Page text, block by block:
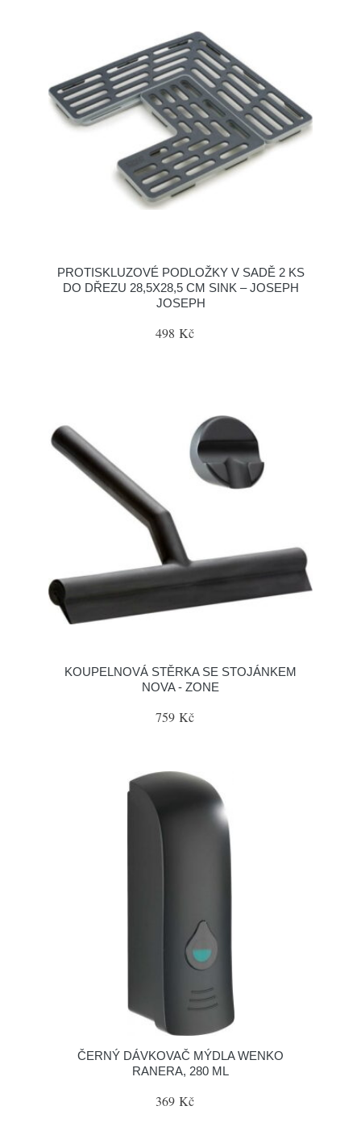
PROTISKLUZOVÉ PODLOŽKY V SADĚ 2 KS
DO DŘEZU 28,5X28,5 CM SINK – JOSEPH
JOSEPH
498 Kč
KOUPELNOVÁ STĚRKA SE STOJÁNKEM
NOVA - ZONE
759 Kč
ČERNÝ DÁVKOVAČ MÝDLA WENKO
RANERA, 280 ML
369 Kč